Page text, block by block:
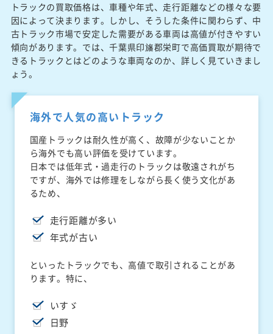
トラックの買取価格は、車種や年式、走行距離などの様々な要
因によって決まります。しかし、そうした条件に関わらず、中
古トラック市場で安定した需要がある車両は高値が付きやすい
傾向があります。では、千葉県印旛郡栄町で高価買取が期待で
きるトラックとはどのような車両なのか、詳しく見ていきまし
ょう。
海外で人気の高いトラック
国産トラックは耐久性が高く、故障が少ないことか
ら海外でも高い評価を受けています。
日本では低年式・過走行のトラックは敬遠されがち
ですが、海外では修理をしながら長く使う文化があ
るため、
走行距離が多い
年式が古い
といったトラックでも、高値で取引されることがあ
ります。特に、
いすゞ
日野